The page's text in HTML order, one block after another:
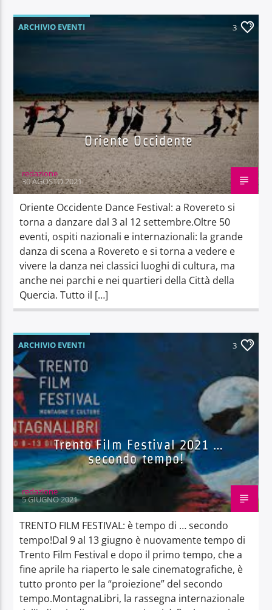
ARCHIVIO EVENTI 3
Oriente Occidente
redazione
30 AGOSTO 2021
Oriente Occidente Dance Festival: a Rovereto si
torna a danzare dal 3 al 12 settembre.Oltre 50
eventi, ospiti nazionali e internazionali: la grande
danza di scena a Rovereto e si torna a vedere e
vivere la danza nei classici luoghi di cultura, ma
anche nei parchi e nei quartieri della Città della
Quercia. Tutto il […]
ARCHIVIO EVENTI 3
Trento Film Festival 2021 …
secondo tempo!
redazione
5 GIUGNO 2021
TRENTO FILM FESTIVAL: è tempo di … secondo
tempo!Dal 9 al 13 giugno è nuovamente tempo di
Trento Film Festival e dopo il primo tempo, che a
fine aprile ha riaperto le sale cinematografiche, è
tutto pronto per la “proiezione” del secondo
tempo.MontagnaLibri, la rassegna internazionale